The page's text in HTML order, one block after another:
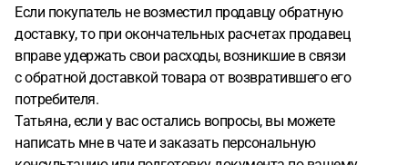
Если покупатель не возместил продавцу обратную
доставку, то при окончательных расчетах продавец
вправе удержать свои расходы, возникшие в связи
с обратной доставкой товара от возвратившего его
потребителя.
Татьяна, если у вас остались вопросы, вы можете
написать мне в чате и заказать персональную